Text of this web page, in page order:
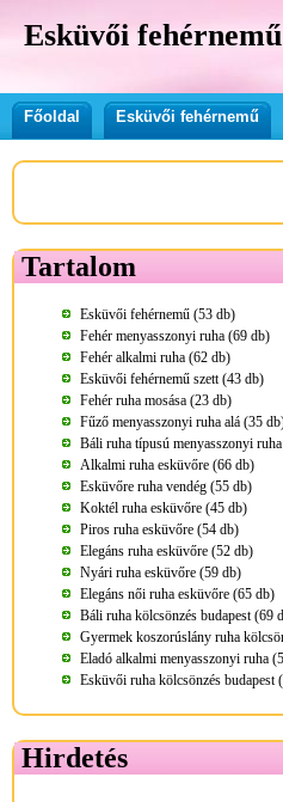
Esküvői fehérnemű
Főoldal Esküvői fehérnemű
Tartalom
Esküvői fehérnemű (53 db)
Fehér menyasszonyi ruha (69 db)
Fehér alkalmi ruha (62 db)
Esküvői fehérnemű szett (43 db)
Fehér ruha mosása (23 db)
Fűző menyasszonyi ruha alá (35
Báli ruha típusú menyasszonyi
Alkalmi ruha esküvőre (66 db)
Esküvőre ruha vendég (55 db)
Koktél ruha esküvőre (45 db)
Piros ruha esküvőre (54 db)
Elegáns ruha esküvőre (52 db)
Nyári ruha esküvőre (59 db)
Elegáns női ruha esküvőre (65 db)
Báli ruha kölcsönzés budapest (69
Gyermek koszorúslány ruha
Eladó alkalmi menyasszonyi ruha
Esküvői ruha kölcsönzés budapest
Hirdetés